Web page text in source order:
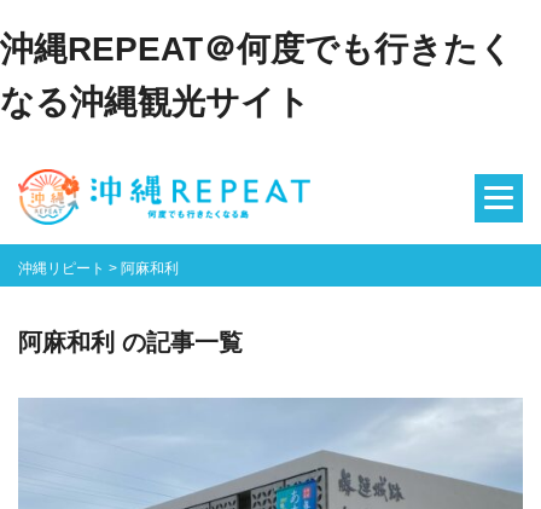
沖縄REPEAT＠何度でも行きたく
なる沖縄観光サイト
沖縄リピート > 阿麻和利
阿麻和利 の記事一覧